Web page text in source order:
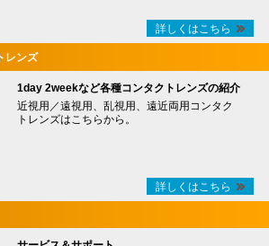
詳しくはこちら
レンズ
1day 2weekなど各種コンタクトレンズの紹介
近視用／遠視用、乱視用、遠近両用コンタク
トレンズはこちらから。
詳しくはこちら